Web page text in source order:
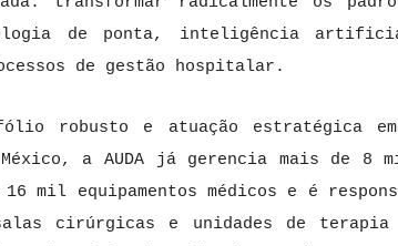
de ponta, inteligência
de gestão hospitalar.
robusto e atuação estratégica
a AUDA já gerencia mais de 8
mil equipamentos médicos e é
cirúrgicas e unidades de terapia